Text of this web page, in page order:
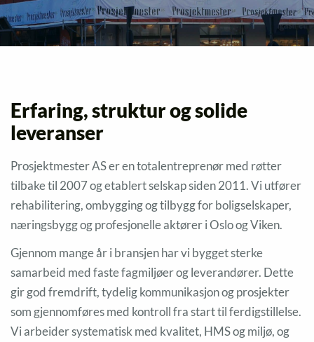
Erfaring, struktur og solide
leveranser
Prosjektmester AS er en totalentreprenør med røtter
tilbake til 2007 og etablert selskap siden 2011. Vi utfører
rehabilitering, ombygging og tilbygg for boligselskaper,
næringsbygg og profesjonelle aktører i Oslo og Viken.
Gjennom mange år i bransjen har vi bygget sterke
samarbeid med faste fagmiljøer og leverandører. Dette
gir god fremdrift, tydelig kommunikasjon og prosjekter
som gjennomføres med kontroll fra start til ferdigstillelse.
Vi arbeider systematisk med kvalitet, HMS og miljø, og